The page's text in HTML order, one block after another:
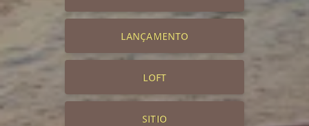
LANÇAMENTO
LOFT
SITIO